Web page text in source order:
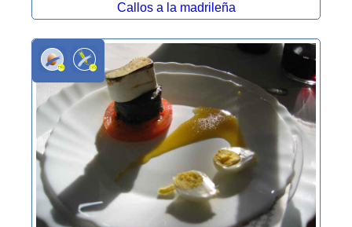
Callos a la madrileña